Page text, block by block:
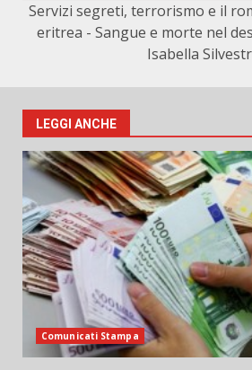
Servizi segreti, terrorismo e il
eritrea - Sangue e morte nel
Isabella
LEGGI ANCHE
Comunicati Stampa